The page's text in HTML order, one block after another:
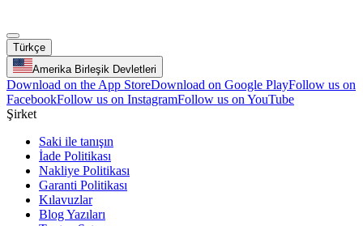
Türkçe
Amerika Birleşik Devletleri
Download on the App StoreDownload on Google PlayFollow us on
FacebookFollow us on InstagramFollow us on YouTube
Şirket
Saki ile tanışın
İade Politikası
Nakliye Politikası
Garanti Politikası
Kılavuzlar
Blog Yazıları